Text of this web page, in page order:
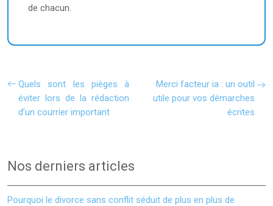
de chacun.
Quels sont les pièges à
éviter lors de la rédaction
d’un courrier important
Merci facteur ia : un outil
utile pour vos démarches
écrites
Nos derniers articles
Pourquoi le divorce sans conflit séduit de plus en plus de